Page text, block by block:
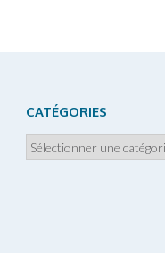
CATÉGORIES
Catégories